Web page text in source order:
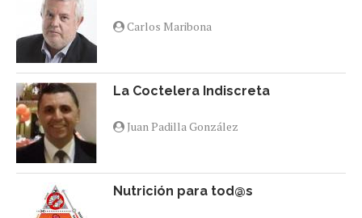
Carlos Maribona
La Coctelera Indiscreta
Juan Padilla González
Nutrición para tod@s